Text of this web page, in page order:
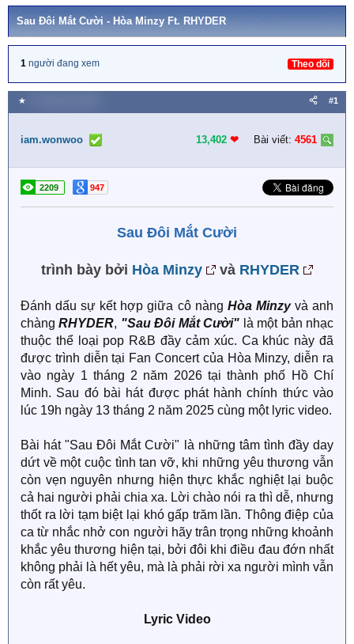
Sau Đôi Mắt Cười - Hòa Minzy Ft. RHYDER
1 người đang xem Theo dõi
★ #1
iam.wonwoo 13,402 ❤︎ Bài viết: 4561
2209 947
Sau Đôi Mắt Cười
trình bày bởi Hòa Minzy và RHYDER
Đánh dấu sự kết hợp giữa cô nàng Hòa Minzyvà anh
chàngRHYDER, "Sau Đôi Mắt Cười" là một bản nhạc
thuộc thể loại pop R&B đầy cảm xúc. Ca khúc này đã
được trình diễn tại Fan Concert của Hòa Minzy, diễn ra
vào ngày 1 tháng 2 năm 2026 tại thành phố Hồ Chí
Minh. Sau đó bài hát được phát hành chính thức vào
lúc 19h ngày 13 tháng 2 năm 2025 cùng một lyric video.
Bài hát "Sau Đôi Mắt Cười" là những tâm tình đầy day
dứt về một cuộc tình tan vỡ, khi những yêu thương vẫn
còn vẹn nguyên nhưng hiện thực khắc nghiệt lại buộc
cả hai người phải chia xa. Lời chào nói ra thì dễ, nhưng
thốt ra lời tạm biệt lại khó gấp trăm lần. Thông điệp của
ca từ nhắc nhở con người hãy trân trọng những khoảnh
khắc yêu thương hiện tại, bởi đôi khi điều đau đớn nhất
không phải là hết yêu, mà là phải rời xa người mình vẫn
còn rất yêu.
Lyric Video